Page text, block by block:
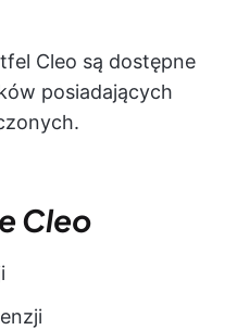
Cleo są dostępne
posiadających
Cleo